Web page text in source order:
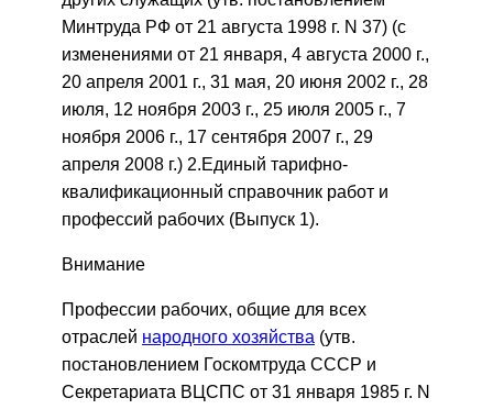
Минтруда РФ от 21 августа 1998 г. N 37) (с
изменениями от 21 января, 4 августа 2000 г.,
20 апреля 2001 г., 31 мая, 20 июня 2002 г., 28
июля, 12 ноября 2003 г., 25 июля 2005 г., 7
ноября 2006 г., 17 сентября 2007 г., 29
апреля 2008 г.) 2.Единый тарифно-
квалификационный справочник работ и
профессий рабочих (Выпуск 1).
Внимание
Профессии рабочих, общие для всех
отраслей народного хозяйства (утв.
постановлением Госкомтруда СССР и
Секретариата ВЦСПС от 31 января 1985 г. N